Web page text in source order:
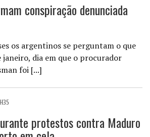
conspiração denunciada
os argentinos se perguntam o que
janeiro, dia em que o procurador
foi [...]
protestos contra Maduro